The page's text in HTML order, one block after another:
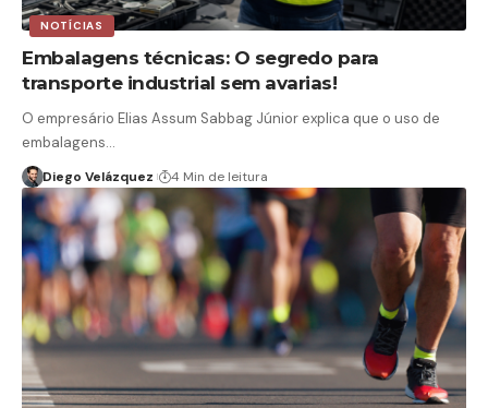
NOTÍCIAS
Embalagens técnicas: O segredo para
transporte industrial sem avarias!
O empresário Elias Assum Sabbag Júnior explica que o uso de
embalagens…
Diego Velázquez 4 Min de leitura